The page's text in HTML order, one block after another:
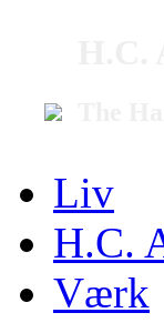
Liv
H.C.
Værk